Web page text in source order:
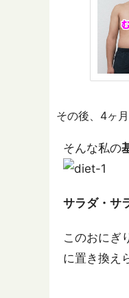
その後、4ヶ
そんな私の
サラダ・サ
このおにぎ
に置き換え